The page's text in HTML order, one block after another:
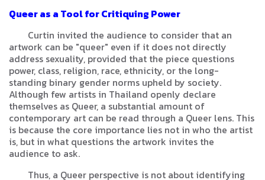
Queer as a Tool for Critiquing Power
Curtin invited the audience to consider that an
artwork can be "queer" even if it does not directly
address sexuality, provided that the piece questions
power, class, religion, race, ethnicity, or the long-
standing binary gender norms upheld by society.
Although few artists in Thailand openly declare
themselves as Queer, a substantial amount of
contemporary art can be read through a Queer lens. This
is because the core importance lies not in who the artist
is, but in what questions the artwork invites the
audience to ask.
Thus, a Queer perspective is not about identifying